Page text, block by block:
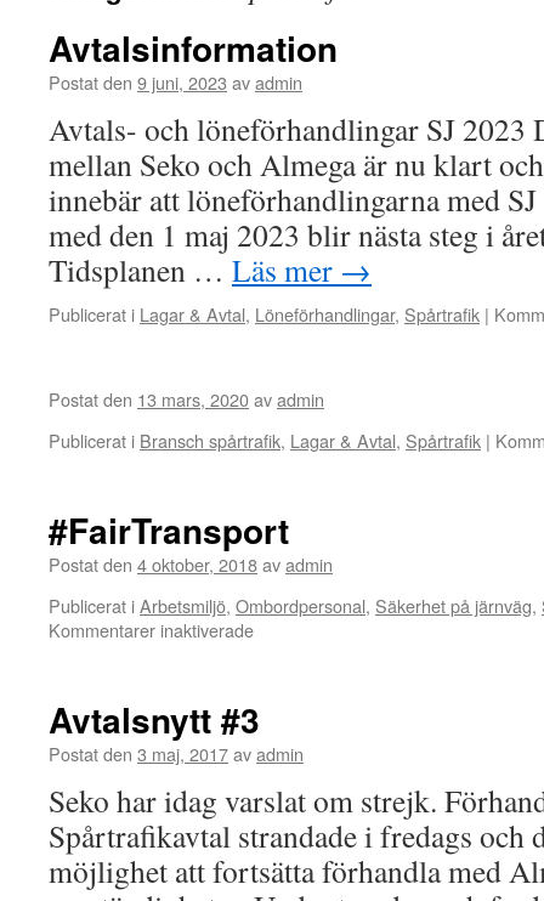
Avtalsinformation
Postat den 9 juni, 2023 avadmin
Avtals- och löneförhandlingar SJ 2023
mellan Seko och Almega är nu klart
innebär att löneförhandlingarna med
med den 1 maj 2023 blir nästa steg i
Tidsplanen … Läs mer →
Publicerat i Lagar & Avtal, Löneförhandlingar, Spårtrafik |
Postat den 13 mars, 2020avadmin
Publicerat i Bransch spårtrafik, Lagar & Avtal, Spårtrafik |
#FairTransport
Postat den 4 oktober, 2018avadmin
Publicerat iArbetsmiljö, Ombordpersonal, Säkerhet på järnväg,
Kommentarer inaktiverade
Avtalsnytt #3
Postat den 3 maj, 2017avadmin
Seko har idag varslat om strejk.
Spårtrafikavtal strandade i fredags och
möjlighet att fortsätta förhandla med